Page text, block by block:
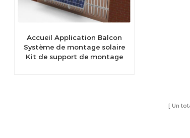
Accueil Application Balcon
Système de montage solaire
Kit de support de montage
Un